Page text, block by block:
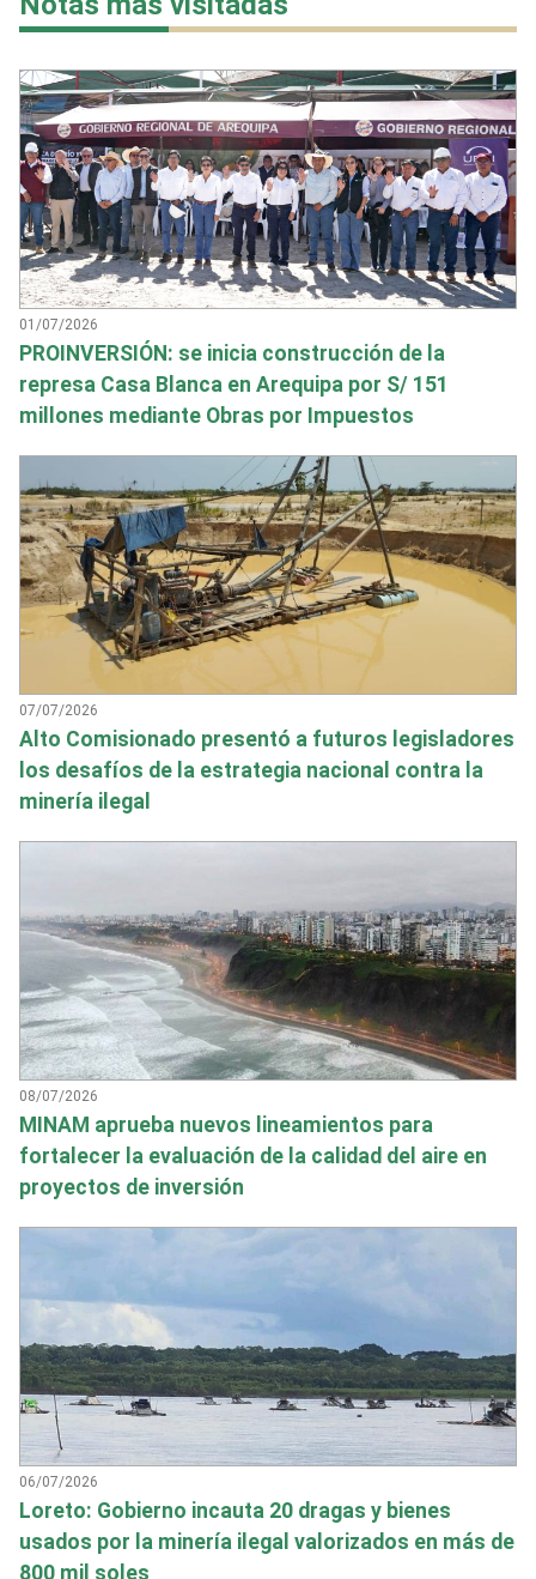
01/07/2026
PROINVERSIÓN: se inicia construcción de la
represa Casa Blanca en Arequipa por S/ 151
millones mediante Obras por Impuestos
07/07/2026
Alto Comisionado presentó a futuros legisladores
los desafíos de la estrategia nacional contra la
minería ilegal
08/07/2026
MINAM aprueba nuevos lineamientos para
fortalecer la evaluación de la calidad del aire en
proyectos de inversión
06/07/2026
Loreto: Gobierno incauta 20 dragas y bienes
usados por la minería ilegal valorizados en más de
800 mil soles